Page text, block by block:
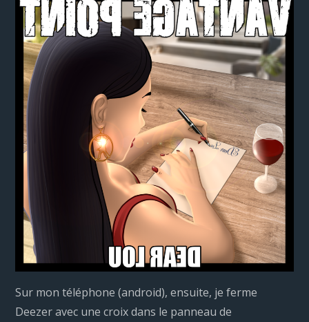
Sur mon téléphone (android), ensuite, je ferme
Deezer avec une croix dans le panneau de